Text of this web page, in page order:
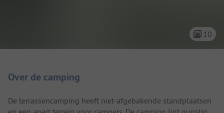
10
Over de camping
De terrassencamping heeft niet-afgebakende standplaatsen